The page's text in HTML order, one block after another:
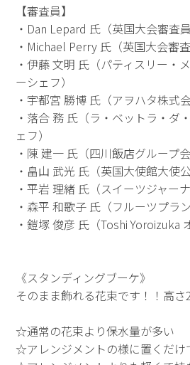
【審査員】
・Dan Lepard 氏（英国大会審査員
・Michael Perry 氏（英国大会審査
・伊藤 文明 氏（パティスリー・
ーシェフ）
・宇都宮 勝博 氏（アヲハタ株式
・落合 務 氏（ラ・ベットラ・ダ
ェフ）
・陳 建一 氏（四川飯店グループ
・畠山 武光 氏（英国大使館大使
・平岩 理緒 氏（スイーツジャーナ
・森平 和歌子 氏（フルーツプラン
・鎧塚 俊彦 氏（Toshi Yoroizuka
《スタンディングブーケ》
そのまま飾れる花束です！！高さ
☆通常の花束より保水量が多い
☆アレンジメントの様に置くだけ